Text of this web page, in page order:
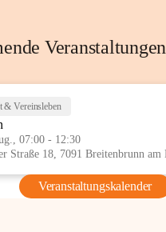
Veranstaltungen
& Vereinsleben
07:00 - 12:30
Veranstaltungskalender